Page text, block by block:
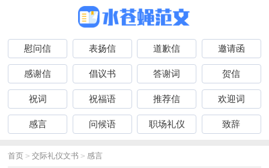
慰问信 表扬信 道歉信 邀请函
感谢信 倡议书 答谢词 贺信
祝词 祝福语 推荐信 欢迎词
感言 问候语 职场礼仪 致辞
首页 > 交际礼仪文书 > 感言